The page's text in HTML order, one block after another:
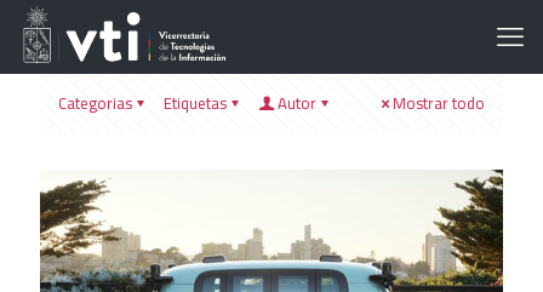
Categorias Etiquetas Autor Mostrar todo